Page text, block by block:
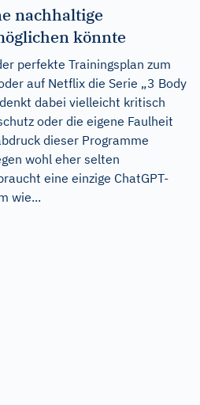
nachhaltige
könnte
perfekte Trainingsplan zum
auf Netflix die Serie „3 Body
dabei vielleicht kritisch
oder die eigene Faulheit
dieser Programme
wohl eher selten
eine einzige ChatGPT-
wie...